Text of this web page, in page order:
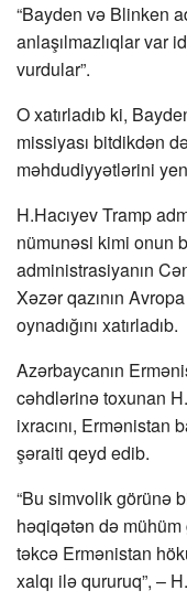
“Bayden və Blinken
anlaşılmazlıqlar var
vurdular”.
O xatırladıb ki,
missiyası bitdikdən
məhdudiyyətlərini
H.Hacıyev Tramp
nümunəsi kimi onun
administrasiyanın
Xəzər qazının
oynadığını xatırladıb.
Azərbaycanın
cəhdlərinə toxunan
ixracını, Ermənistan
şəraiti qeyd edib.
“Bu simvolik görünə
həqiqətən də
təkcə Ermənistan
xalqı ilə qururuq”, –